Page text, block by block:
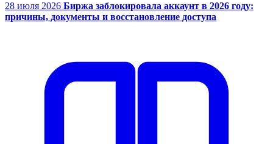
28 июля 2026 Биржа заблокировала аккаунт в 2026 году:
причины, документы и восстановление доступа